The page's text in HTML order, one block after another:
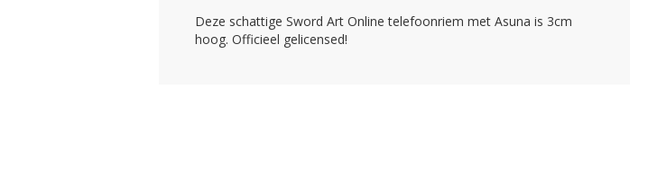
Deze schattige Sword Art Online telefoonriem met Asuna is 3cm
hoog. Officieel gelicensed!